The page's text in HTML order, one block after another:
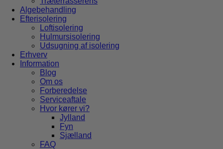
Algebehandling
Efterisolering
Loftisolering
Hulmursisolering
Udsugning af isolering
Erhverv
Information
Blog
Om os
Forberedelse
Serviceaftale
Hvor kører vi?
Jylland
Fyn
Sjælland
FAQ